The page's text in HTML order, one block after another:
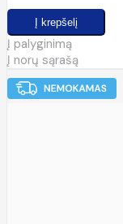
Į palyginimą
Į norų sąrašą